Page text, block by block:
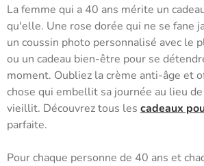
La femme qui a 40 ans mérite un
qu'elle. Une rose dorée qui ne se fane
un coussin photo personnalisé avec le
ou un cadeau bien-être pour se
moment. Oubliez la crème anti-âge et
chose qui embellit sa journée au lieu
vieillit. Découvrez tous les cadeaux
parfaite.
Pour chaque personne de 40 ans et